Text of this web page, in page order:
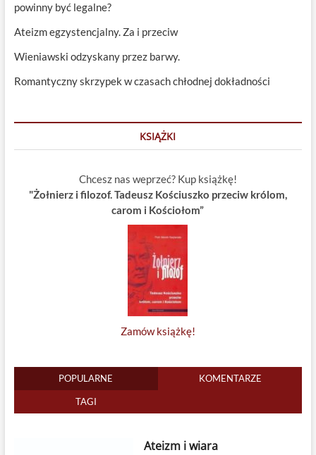
powinny być legalne?
Ateizm egzystencjalny. Za i przeciw
Wieniawski odzyskany przez barwy.
Romantyczny skrzypek w czasach chłodnej dokładności
KSIĄŻKI
Chcesz nas weprzeć? Kup książkę!
"Żołnierz i filozof. Tadeusz Kościuszko przeciw królom,
carom i Kościołom”
Zamów książkę!
POPULARNE KOMENTARZE
TAGI
Ateizm i wiara